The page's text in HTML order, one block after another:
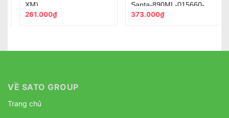
Santa-890ML-015660-
RED
373.000₫
Santa-800ML-015691
158.000₫
VỀ SATO GROUP
Trang chủ